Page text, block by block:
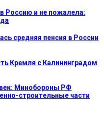
Россию и не пожалела:
средняя пенсия в России
Кремля с Калининградом
Минобороны РФ
строительные части